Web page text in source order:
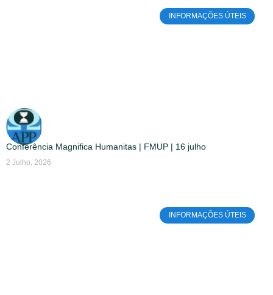
INFORMAÇÕES ÚTEIS
Conferência Magnifica Humanitas | FMUP | 16 julho
2 Julho, 2026
INFORMAÇÕES ÚTEIS